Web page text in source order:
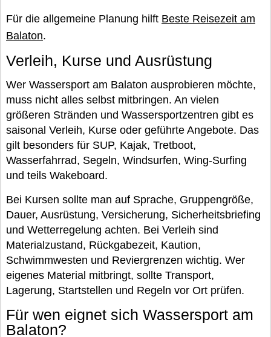
Für die allgemeine Planung hilft Beste Reisezeit am
Balaton.
Verleih, Kurse und Ausrüstung
Wer Wassersport am Balaton ausprobieren möchte,
muss nicht alles selbst mitbringen. An vielen
größeren Stränden und Wassersportzentren gibt es
saisonal Verleih, Kurse oder geführte Angebote. Das
gilt besonders für SUP, Kajak, Tretboot,
Wasserfahrrad, Segeln, Windsurfen, Wing-Surfing
und teils Wakeboard.
Bei Kursen sollte man auf Sprache, Gruppengröße,
Dauer, Ausrüstung, Versicherung, Sicherheitsbriefing
und Wetterregelung achten. Bei Verleih sind
Materialzustand, Rückgabezeit, Kaution,
Schwimmwesten und Reviergrenzen wichtig. Wer
eigenes Material mitbringt, sollte Transport,
Lagerung, Startstellen und Regeln vor Ort prüfen.
Für wen eignet sich Wassersport am
Balaton?